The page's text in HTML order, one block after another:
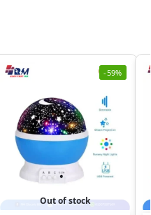
-59%
Out of stock